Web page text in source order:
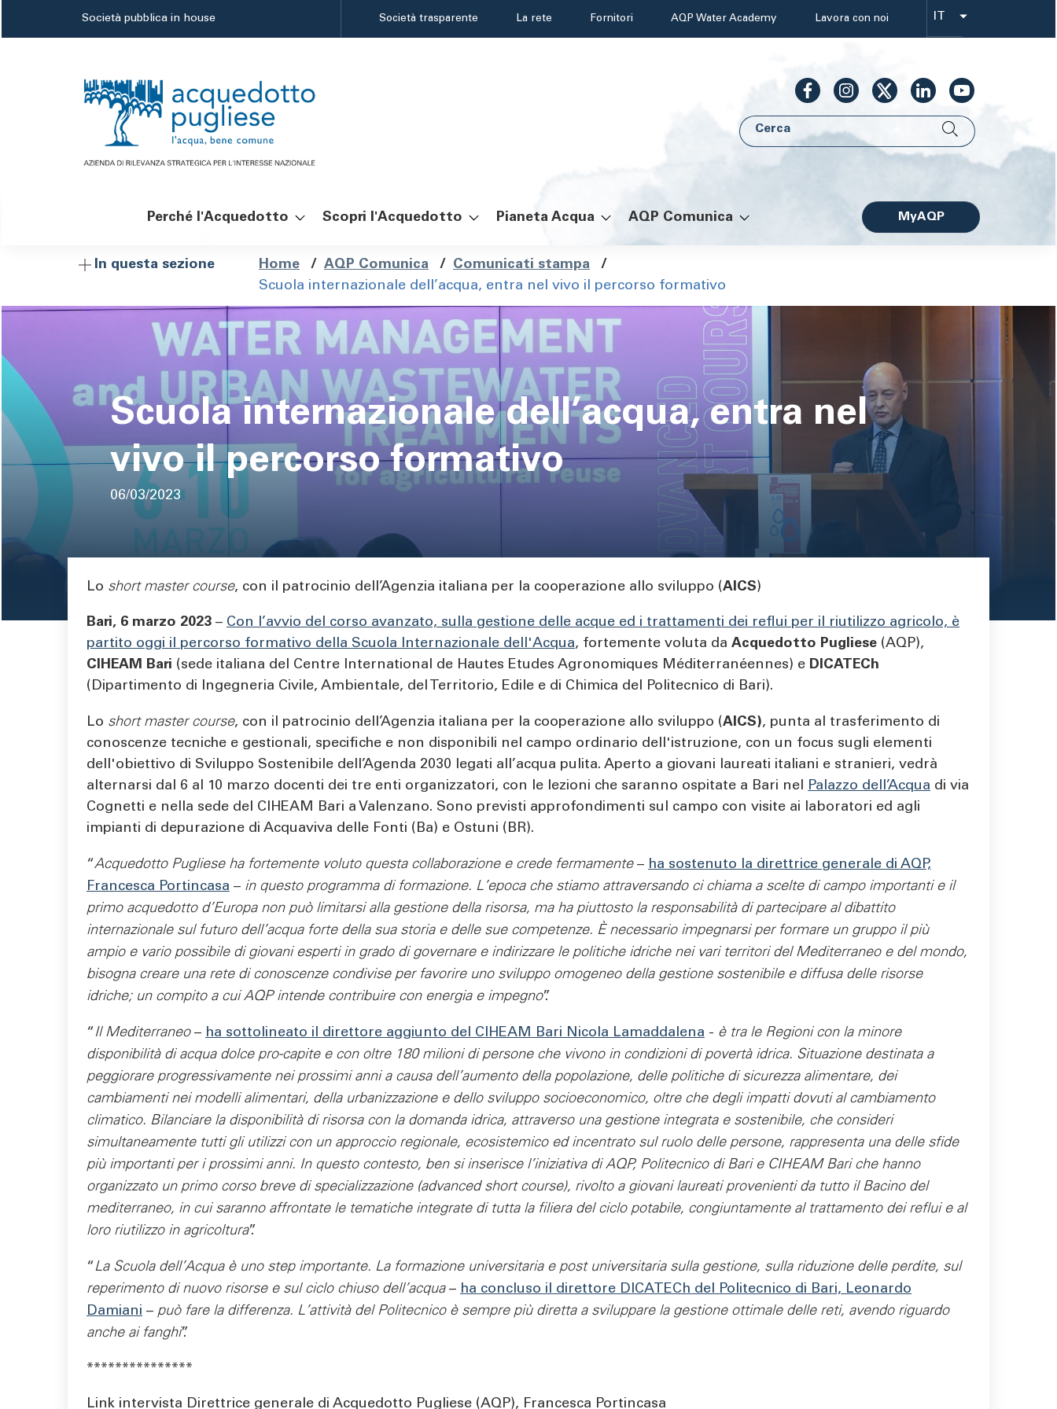
Società pubblica in house
Header
Società trasparente La rete Fornitori AQP Water Academy Lavora con noi
language
Cerca
Navigazione
principale
Perché l'Acquedotto Scopri l'Acquedotto Pianeta Acqua AQP Comunica
AQPMyAQP
In questa sezione
Briciole
di
pane
Home / AQP Comunica / Comunicati stampa
/
Scuola internazionale dell’acqua, entra nel vivo il percorso formativo
Scuola internazionale dell’acqua, entra nel
vivo il percorso formativo
06/03/2023
Area di testo
Lo short master course, con il patrocinio dell’Agenzia italiana per la cooperazione allo sviluppo (AICS)
Bari, 6 marzo 2023 – Con l’avvio del corso avanzato, sulla gestione delle acque ed i trattamenti dei reflui per il riutilizzo agricolo, è
partito oggi il percorso formativo della Scuola Internazionale dell'Acqua, fortemente voluta da Acquedotto Pugliese (AQP),
CIHEAM Bari (sede italiana del Centre International de Hautes Etudes Agronomiques Méditerranéennes) e DICATECh
(Dipartimento di Ingegneria Civile, Ambientale, del Territorio, Edile e di Chimica del Politecnico di Bari).
Lo short master course, con il patrocinio dell’Agenzia italiana per la cooperazione allo sviluppo (AICS), punta al trasferimento di
conoscenze tecniche e gestionali, specifiche e non disponibili nel campo ordinario dell'istruzione, con un focus sugli elementi
dell'obiettivo di Sviluppo Sostenibile dell’Agenda 2030 legati all’acqua pulita. Aperto a giovani laureati italiani e stranieri, vedrà
alternarsi dal 6 al 10 marzo docenti dei tre enti organizzatori, con le lezioni che saranno ospitate a Bari nel Palazzo dell’Acqua di via
Cognetti e nella sede del CIHEAM Bari a Valenzano. Sono previsti approfondimenti sul campo con visite ai laboratori ed agli
impianti di depurazione di Acquaviva delle Fonti (Ba) e Ostuni (BR).
“Acquedotto Pugliese ha fortemente voluto questa collaborazione e crede fermamente– ha sostenuto la direttrice generale di AQP,
Francesca Portincasa – in questo programma di formazione. L’epoca che stiamo attraversando ci chiama a scelte di campo importanti e il
primo acquedotto d’Europa non può limitarsi alla gestione della risorsa, ma ha piuttosto la responsabilità di partecipare al dibattito
internazionale sul futuro dell’acqua forte della sua storia e delle sue competenze. È necessario impegnarsi per formare un gruppo il più
ampio e vario possibile di giovani esperti in grado di governare e indirizzare le politiche idriche nei vari territori del Mediterraneo e del mondo,
bisogna creare una rete di conoscenze condivise per favorire uno sviluppo omogeneo della gestione sostenibile e diffusa delle risorse
idriche; un compito a cui AQP intende contribuire con energia e impegno”.
“ Il Mediterraneo– ha sottolineato il direttore aggiunto del CIHEAM Bari Nicola Lamaddalena - è tra le Regioni con la minore
disponibilità di acqua dolce pro-capite e con oltre 180 milioni di persone che vivono in condizioni di povertà idrica. Situazione destinata a
peggiorare progressivamente nei prossimi anni a causa dell’aumento della popolazione, delle politiche di sicurezza alimentare, dei
cambiamenti nei modelli alimentari, della urbanizzazione e dello sviluppo socioeconomico, oltre che degli impatti dovuti al cambiamento
climatico. Bilanciare la disponibilità di risorsa con la domanda idrica, attraverso una gestione integrata e sostenibile, che consideri
simultaneamente tutti gli utilizzi con un approccio regionale, ecosistemico ed incentrato sul ruolo delle persone, rappresenta una delle sfide
più importanti per i prossimi anni. In questo contesto, ben si inserisce l’iniziativa di AQP, Politecnico di Bari e CIHEAM Bari che hanno
organizzato un primo corso breve di specializzazione (advanced short course), rivolto a giovani laureati provenienti da tutto il Bacino del
mediterraneo, in cui saranno affrontate le tematiche integrate di tutta la filiera del ciclo potabile, congiuntamente al trattamento dei reflui e al
loro riutilizzo in agricoltura”.
“La Scuola dell’Acqua è uno step importante. La formazione universitaria e post universitaria sulla gestione, sulla riduzione delle perdite, sul
reperimento di nuovo risorse e sul ciclo chiuso dell’acqua– ha concluso il direttore DICATECh del Politecnico di Bari, Leonardo
Damiani – può fare la differenza. L’attività del Politecnico è sempre più diretta a sviluppare la gestione ottimale delle reti, avendo riguardo
anche ai fanghi”.
***************
Link intervista Direttrice generale di Acquedotto Pugliese (AQP), Francesca Portincasa